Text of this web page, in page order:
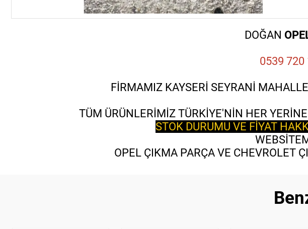
DOĞAN
0539 720
FİRMAMIZ KAYSERİ SEYRANİ
TÜM ÜRÜNLERİMİZ TÜRKİYE'NİN HER
STOK DURUMU VE FİYAT
OPEL ÇIKMA PARÇA VE CHEVROLET